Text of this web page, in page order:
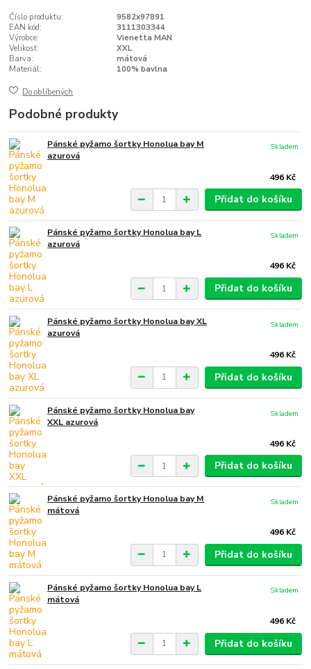
Číslo produktu:
9582x97891
EAN kód:
3111303344
Výrobce:
Vienetta MAN
Velikost:
XXL
Barva:
mátová
Materiál:
100% bavlna
Do oblíbených
Podobné produkty
Pánské pyžamo šortky Honolua bay M
azurová
496 Kč
Skladem
Přidat do košíku
Pánské pyžamo šortky Honolua bay L
azurová
496 Kč
Skladem
Přidat do košíku
Pánské pyžamo šortky Honolua bay XL
azurová
496 Kč
Skladem
Přidat do košíku
Pánské pyžamo šortky Honolua bay
XXL azurová
496 Kč
Skladem
Přidat do košíku
Pánské pyžamo šortky Honolua bay M
mátová
496 Kč
Skladem
Přidat do košíku
Pánské pyžamo šortky Honolua bay L
mátová
496 Kč
Skladem
Přidat do košíku